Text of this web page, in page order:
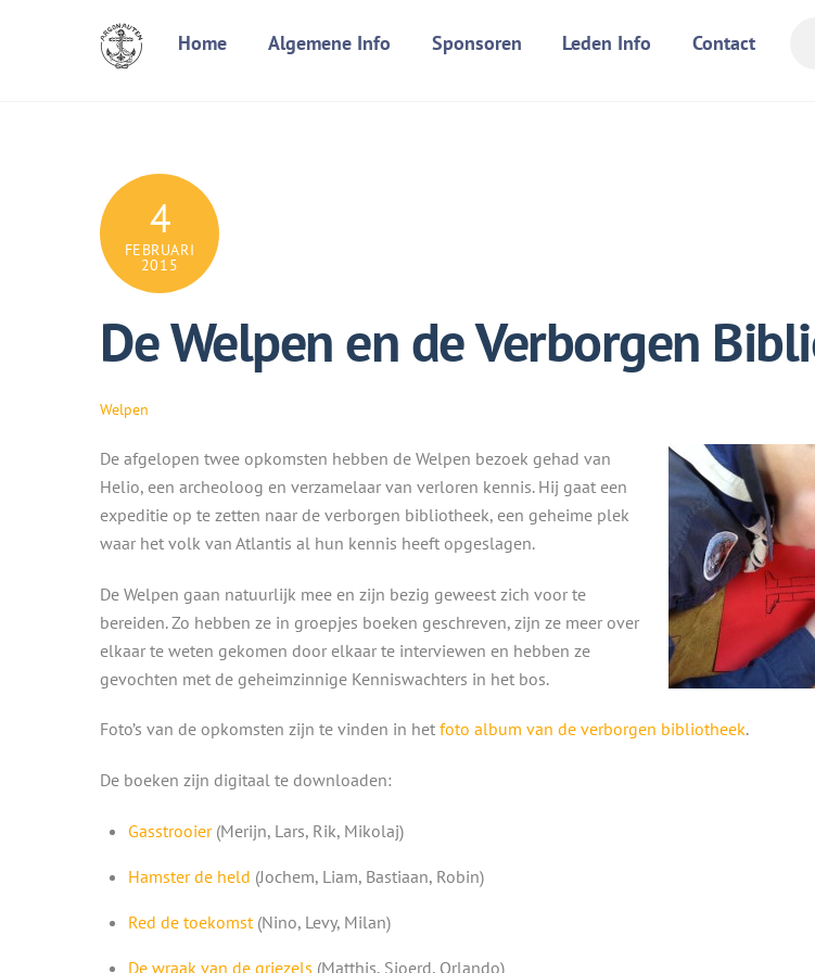
Home Algemene Info Sponsoren Leden Info Contact
4
FEBRUARI
2015
De Welpen en de Verborgen
Welpen
De afgelopen twee opkomsten hebben de Welpen bezoek gehad van
Helio, een archeoloog en verzamelaar van verloren kennis. Hij gaat een
expeditie op te zetten naar de verborgen bibliotheek, een geheime plek
waar het volk van Atlantis al hun kennis heeft opgeslagen.
De Welpen gaan natuurlijk mee en zijn bezig geweest zich voor te
bereiden. Zo hebben ze in groepjes boeken geschreven, zijn ze meer over
elkaar te weten gekomen door elkaar te interviewen en hebben ze
gevochten met de geheimzinnige Kenniswachters in het bos.
Foto’s van de opkomsten zijn te vinden in het foto album van de verborgen bibliotheek.
De boeken zijn digitaal te downloaden:
Gasstrooier(Merijn, Lars, Rik, Mikolaj)
Hamster de held (Jochem, Liam, Bastiaan, Robin)
Red de toekomst(Nino, Levy, Milan)
De wraak van de griezels (Matthis, Sjoerd, Orlando)